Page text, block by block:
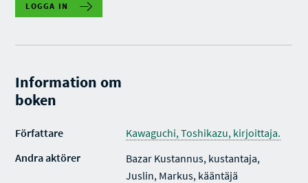
LOGGA IN
Information om
boken
Författare
Kawaguchi, Toshikazu, kirjoittaja.
Andra aktörer
Bazar Kustannus, kustantaja,
Juslin, Markus, kääntäjä